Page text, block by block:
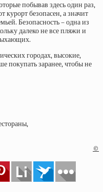
побывав здесь один раз,
курорт безопасен, а значит
Безопасность – одна из
далеко не все пляжи и
городах, высокие,
покупать заранее, чтобы не
©